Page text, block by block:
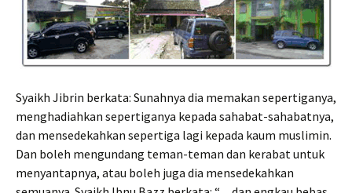
Syaikh Jibrin berkata: Sunahnya dia memakan sepertiganya,
menghadiahkan sepertiganya kepada sahabat-sahabatnya,
dan mensedekahkan sepertiga lagi kepada kaum muslimin.
Dan boleh mengundang teman-teman dan kerabat untuk
menyantapnya, atau boleh juga dia mensedekahkan